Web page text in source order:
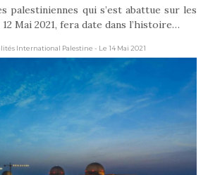
palestiniennes qui s’est abattue sur les
Mai 2021, fera date dans l’histoire…
International Palestine - Le 14 Mai 2021